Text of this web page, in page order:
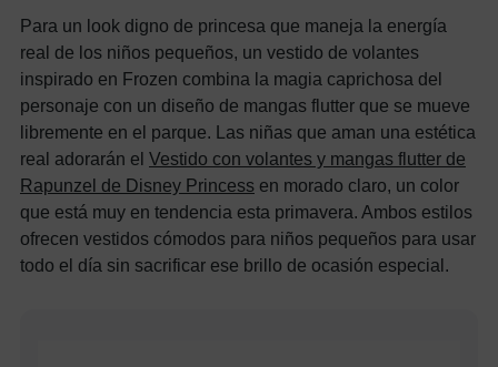
Para un look digno de princesa que maneja la energía
real de los niños pequeños, un vestido de volantes
inspirado en Frozen combina la magia caprichosa del
personaje con un diseño de mangas flutter que se mueve
libremente en el parque. Las niñas que aman una estética
real adorarán el Vestido con volantes y mangas flutter de
Rapunzel de Disney Princess en morado claro, un color
que está muy en tendencia esta primavera. Ambos estilos
ofrecen vestidos cómodos para niños pequeños para usar
todo el día sin sacrificar ese brillo de ocasión especial.